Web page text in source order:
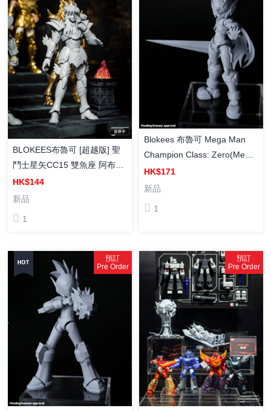
BLOKEES布魯可 [超越版] 聖
鬥士星矢CC15 雙魚座 阿布羅
狄 組裝模型
HK$144
新品
1
Blokees 布魯可 Mega Man
Champion Class: Zero(Mega
Man Zero) [超越版]
CC02《洛克人ZERO》傑洛
HK$171
新品
1
預訂
Pre Order
預訂
Pre Order